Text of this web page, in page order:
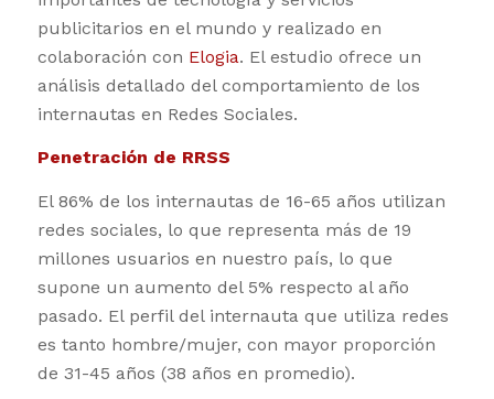
publicitarios en el mundo y realizado en
colaboración con Elogia. El estudio ofrece un
análisis detallado del comportamiento de los
internautas en Redes Sociales.
Penetración de RRSS
El 86% de los internautas de 16-65 años utilizan
redes sociales, lo que representa más de 19
millones usuarios en nuestro país, lo que
supone un aumento del 5% respecto al año
pasado. El perfil del internauta que utiliza redes
es tanto hombre/mujer, con mayor proporción
de 31-45 años (38 años en promedio).